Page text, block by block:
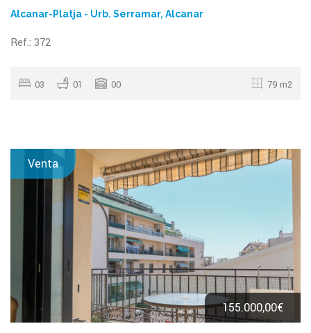
Alcanar-Platja - Urb. Serramar, Alcanar
Ref.: 372
03 01 00 79 m2
Venta
155.000,00€